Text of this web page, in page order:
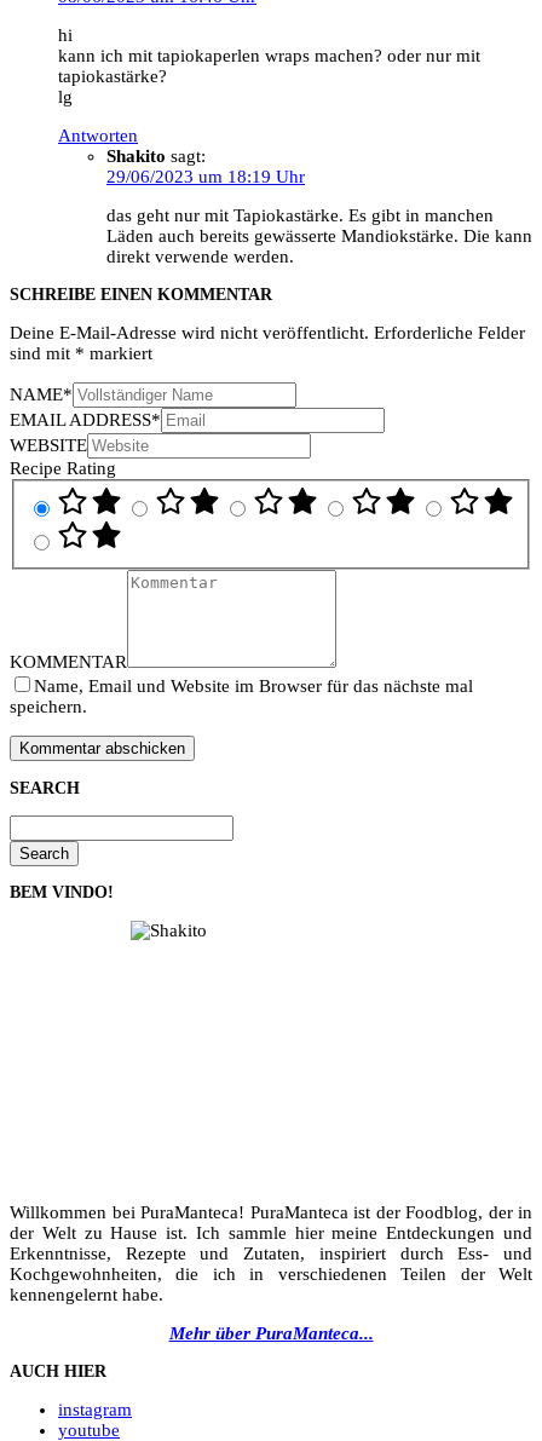
hi
kann ich mit tapiokaperlen wraps machen? oder nur mit
tapiokastärke?
lg
Antworten
Shakito sagt:
29/06/2023 um 18:19 Uhr
das geht nur mit Tapiokastärke. Es gibt in manchen
Läden auch bereits gewässerte Mandiokstärke. Die kann
direkt verwende werden.
SCHREIBE EINEN KOMMENTAR
Deine E-Mail-Adresse wird nicht veröffentlicht. Erforderliche Felder
sind mit * markiert
NAME*
EMAIL ADDRESS*
WEBSITE
Recipe Rating
KOMMENTAR
Name, Email und Website im Browser für das nächste mal
speichern.
SEARCH
Search
BEM VINDO!
Willkommen bei PuraManteca! PuraManteca ist der Foodblog, der in
der Welt zu Hause ist. Ich sammle hier meine Entdeckungen und
Erkenntnisse, Rezepte und Zutaten, inspiriert durch Ess- und
Kochgewohnheiten, die ich in verschiedenen Teilen der Welt
kennengelernt habe.
Mehr über PuraManteca...
AUCH HIER
instagram
youtube